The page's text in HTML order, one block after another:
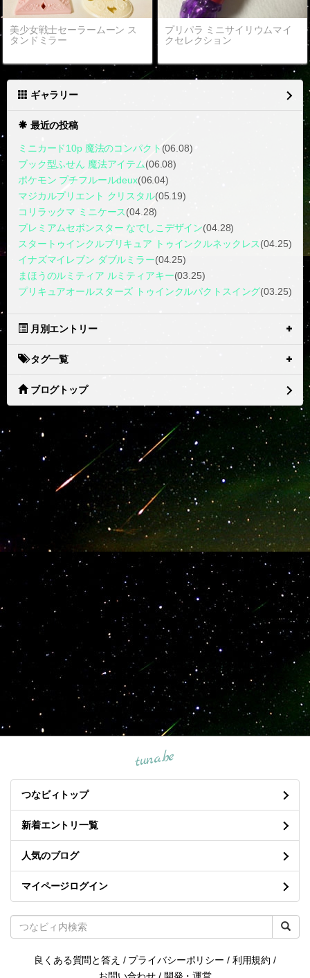
美少女戦士セーラームーン ス
タンドミラー
プリパラ ミニサイリウムマイ
クセレクション
ギャラリー
最近の投稿
ミニカード10p 魔法のコンパクト(06.08)
ブック型ふせん 魔法アイテム(06.08)
ポケモン プチフルールdeux(06.04)
マジカルプリエント クリスタル(05.19)
コリラックマ ミニケース(04.28)
プレミアムセボンスター なでしこデザイン(04.28)
スタートゥインクルプリキュア トゥインクルネックレス(04.25)
イナズマイレブン ダブルミラー(04.25)
まほうのルミティア ルミティアキー(03.25)
プリキュアオールスターズ トゥインクルパクトスイング(03.25)
月別エントリー
タグ一覧
ブログトップ
tuna.be
つなビィトップ
新着エントリ一覧
人気のブログ
マイページログイン
良くある質問と答え / プライバシーポリシー / 利用規約 /
お問い合わせ / 開発・運営